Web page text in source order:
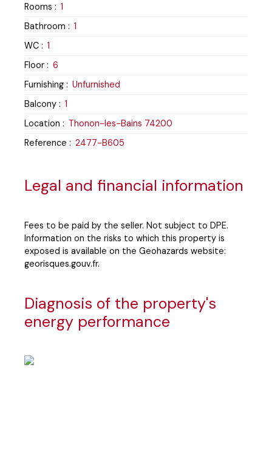
Rooms : 1
Bathroom : 1
WC : 1
Floor : 6
Furnishing : Unfurnished
Balcony : 1
Location : Thonon-les-Bains 74200
Reference : 2477-B605
Legal and financial information
Fees to be paid by the seller. Not subject to DPE.
Information on the risks to which this property is
exposed is available on the Geohazards website:
georisques.gouv.fr.
Diagnosis of the property's
energy performance